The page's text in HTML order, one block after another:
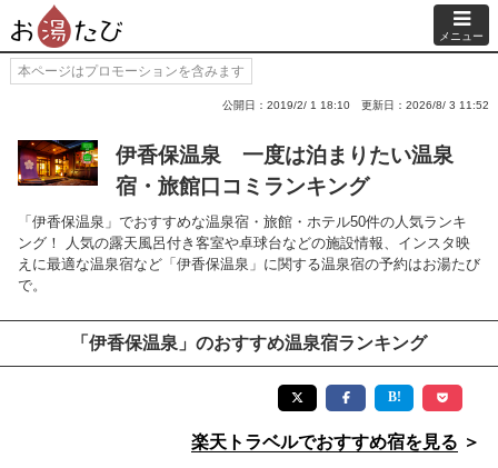
メニュー
本ページはプロモーションを含みます
公開日：2019/2/ 1 18:10 更新日：2026/8/ 3 11:52
伊香保温泉 一度は泊まりたい温泉
宿・旅館口コミランキング
「伊香保温泉」でおすすめな温泉宿・旅館・ホテル50件の人気ランキ
ング！ 人気の露天風呂付き客室や卓球台などの施設情報、インスタ映
えに最適な温泉宿など「伊香保温泉」に関する温泉宿の予約はお湯たび
で。
「伊香保温泉」のおすすめ温泉宿ランキング
楽天トラベルでおすすめ宿を見る ＞